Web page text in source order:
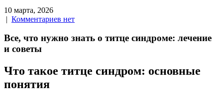
10 марта, 2026
| Комментариев нет
Все, что нужно знать о титце синдроме: лечение
и советы
Что такое титце синдром: основные
понятия